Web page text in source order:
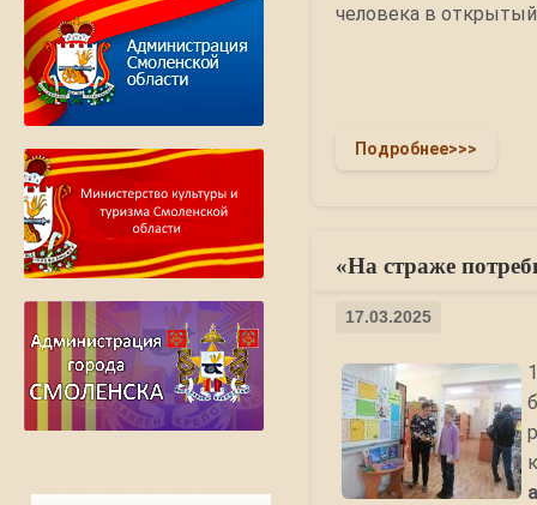
человека в
Подробнее>>>
«На страже
17.03.2025